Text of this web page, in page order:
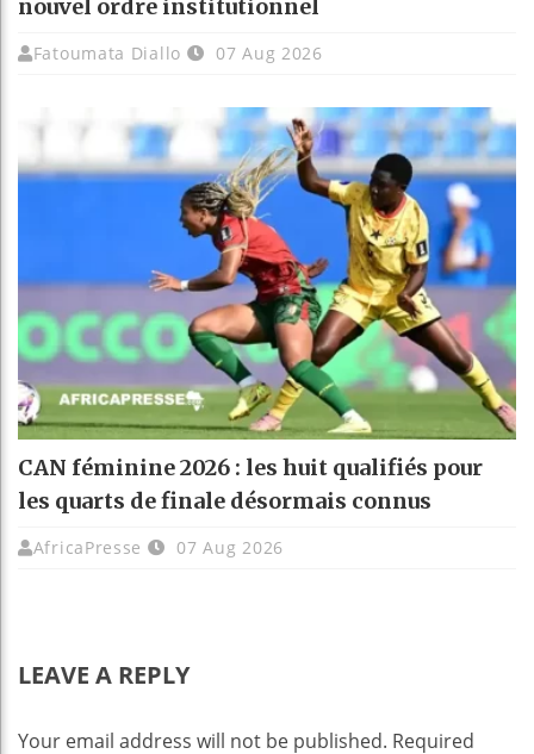
nouvel ordre institutionnel
Fatoumata Diallo 07 Aug 2026
CAN féminine 2026 : les huit qualifiés pour
les quarts de finale désormais connus
AfricaPresse 07 Aug 2026
LEAVE A REPLY
Your email address will not be published. Required